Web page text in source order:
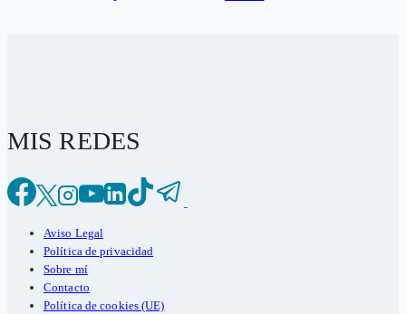
MIS REDES
Aviso Legal
Política de privacidad
Sobre mí
Contacto
Política de cookies (UE)